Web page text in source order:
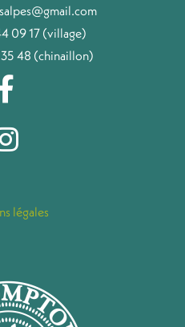
09 17 (village)
48 (chinaillon)
légales